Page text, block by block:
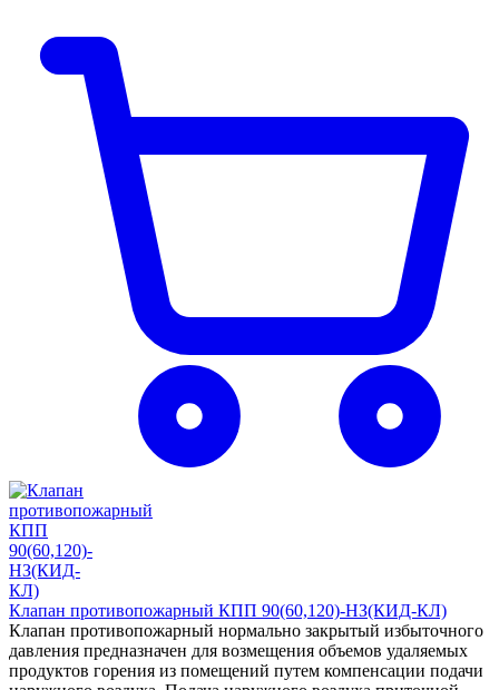
Клапан противопожарный КПП 90(60,120)-НЗ(КИД-КЛ)
Клапан противопожарный нормально закрытый избыточного
давления предназначен для возмещения объемов удаляемых
продуктов горения из помещений путем компенсации подачи